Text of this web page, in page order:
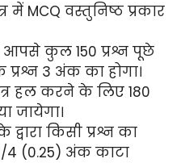
में MCQ वस्तुनिष्ठ प्रकार
आपसे कुल 150 प्रश्न पूछे
3 अंक का होगा।
हल करने के लिए 180
जायेगा।
किसी प्रश्न का
4 (0.25) अंक काटा